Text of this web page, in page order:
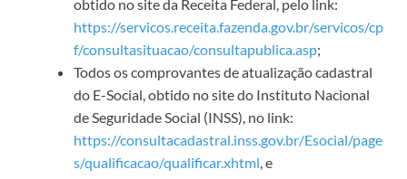
obtido no site da Receita Federal, pelo link:
https://servicos.receita.fazenda.gov.br/servicos/cp
f/consultasituacao/consultapublica.asp;
Todos os comprovantes de atualização cadastral
do E-Social, obtido no site do Instituto Nacional
de Seguridade Social (INSS), no link:
https://consultacadastral.inss.gov.br/Esocial/page
s/qualificacao/qualificar.xhtml, e